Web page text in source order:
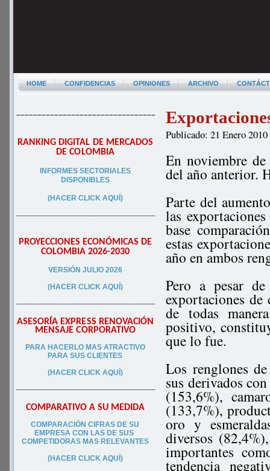
HOME CONFIDENCIAS OPINIONES ARCHIVO
–––––––––––––––––––––––––––––––––
RANKING DIGITAL DE MERCADOS
DE COLOMBIA
INFORMES SECTORIALES
DISPONIBLES
(HACER CLICK AQUÍ)
–––––––––––––––––––––––––––––––––
PROYECCIONES ECONÓMICAS DE
COLOMBIA 2026-2030
VERSIÓN JULIO 2026
(HACER CLICK AQUÍ)
–––––––––––––––––––––––––––––––––
ASESORÍA EXPRESS RENOVACIÓN
MENSAJE CORPORATIVO
PARA HACERLO MAS ATRACTIVO
PARA SUS CLIENTES
(HACER CLICK AQUÍ)
–––––––––––––––––––––––––––––––––
COMPARATIVO A SU MEDIDA
COMPARACIÓN CIFRAS DE SU
EMPRESA CON LAS DE SUS
COMPETIDORAS MAS RELEVANTES
(HACER CLICK AQUÍ)
Publicado: 21 Enero 2010
En noviembre
del año anterior.
Parte del
las
base
estas
año en ambos
Pero a pesar
exportaciones
de todas
positivo,
que lo fue.
Los renglones
sus derivados
(153,6%),
(133,7%),
oro y
diversos
importantes
tendencia